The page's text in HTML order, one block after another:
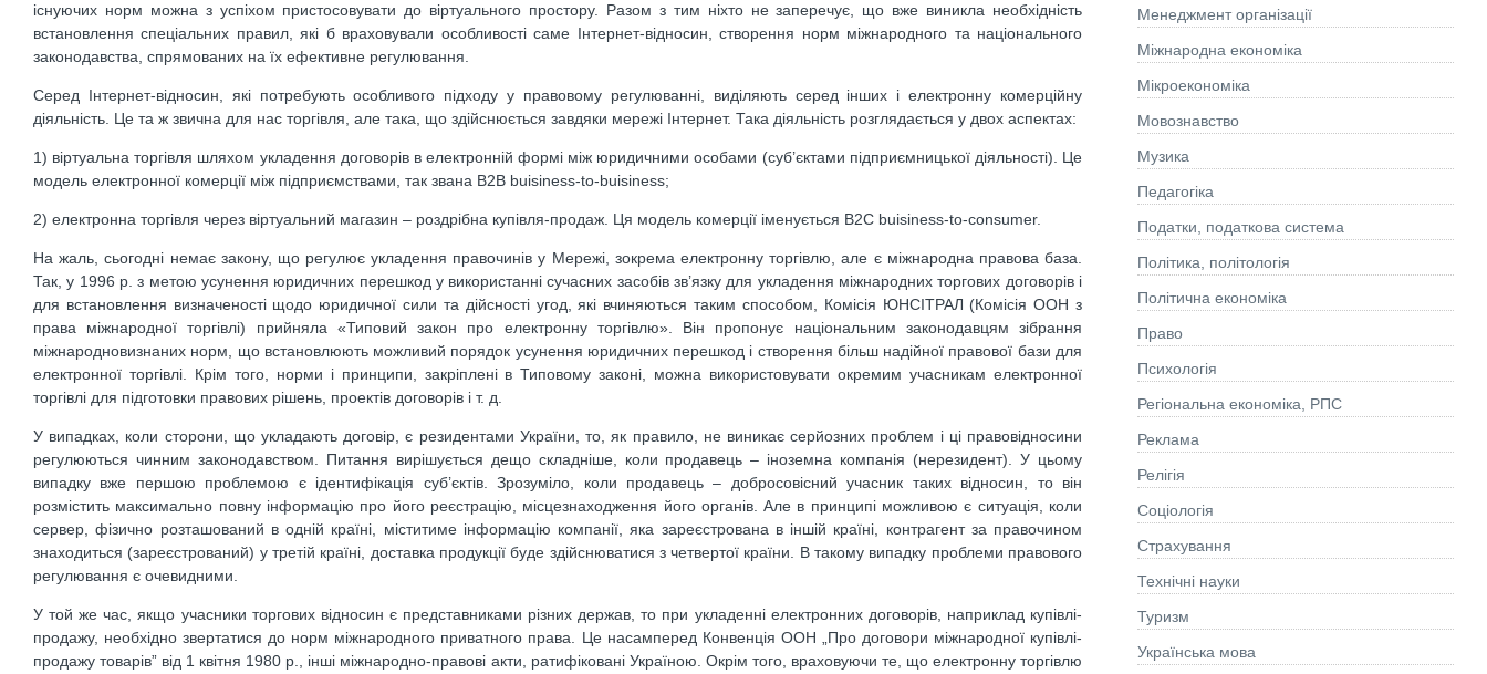
існуючих норм можна з успіхом пристосовувати до віртуального простору. Разом з тим ніхто не заперечує, що вже виникла необхідність
встановлення спеціальних правил, які б враховували особливості саме Інтернет-відносин, створення норм міжнародного та національного
законодавства, спрямованих на їх ефективне регулювання.
Серед Інтернет-відносин, які потребують особливого підходу у правовому регулюванні, виділяють серед інших і електронну комерційну
діяльність. Це та ж звична для нас торгівля, але така, що здійснюється завдяки мережі Інтернет. Така діяльність розглядається у двох аспектах:
1) віртуальна торгівля шляхом укладення договорів в електронній формі між юридичними особами (суб’єктами підприємницької діяльності). Це
модель електронної комерції між підприємствами, так звана B2B buisiness-to-buisiness;
2) електронна торгівля через віртуальний магазин – роздрібна купівля-продаж. Ця модель комерції іменується B2C buisiness-to-consumer.
На жаль, сьогодні немає закону, що регулює укладення правочинів у Мережі, зокрема електронну торгівлю, але є міжнародна правова база.
Так, у 1996 р. з метою усунення юридичних перешкод у використанні сучасних засобів зв’язку для укладення міжнародних торгових договорів і
для встановлення визначеності щодо юридичної сили та дійсності угод, які вчиняються таким способом, Комісія ЮНСІТРАЛ (Комісія ООН з
права міжнародної торгівлі) прийняла «Типовий закон про електронну торгівлю». Він пропонує національним законодавцям зібрання
міжнародновизнаних норм, що встановлюють можливий порядок усунення юридичних перешкод і створення більш надійної правової бази для
електронної торгівлі. Крім того, норми і принципи, закріплені в Типовому законі, можна використовувати окремим учасникам електронної
торгівлі для підготовки правових рішень, проектів договорів і т. д.
У випадках, коли сторони, що укладають договір, є резидентами України, то, як правило, не виникає серйозних проблем і ці правовідносини
регулюються чинним законодавством. Питання вирішується дещо складніше, коли продавець – іноземна компанія (нерезидент). У цьому
випадку вже першою проблемою є ідентифікація суб’єктів. Зрозуміло, коли продавець – добросовісний учасник таких відносин, то він
розмістить максимально повну інформацію про його реєстрацію, місцезнаходження його органів. Але в принципі можливою є ситуація, коли
сервер, фізично розташований в одній країні, міститиме інформацію компанії, яка зареєстрована в іншій країні, контрагент за правочином
знаходиться (зареєстрований) у третій країні, доставка продукції буде здійснюватися з четвертої країни. В такому випадку проблеми правового
регулювання є очевидними.
У той же час, якщо учасники торгових відносин є представниками різних держав, то при укладенні електронних договорів, наприклад купівлі-
продажу, необхідно звертатися до норм міжнародного приватного права. Це насамперед Конвенція ООН „Про договори міжнародної купівлі-
продажу товарів” від 1 квітня 1980 р., інші міжнародно-правові акти, ратифіковані Україною. Окрім того, враховуючи те, що електронну торгівлю
Менеджмент організації
Міжнародна економіка
Мікроекономіка
Мовознавство
Музика
Педагогіка
Податки, податкова система
Політика, політологія
Політична економіка
Право
Психологія
Регіональна економіка, РПС
Реклама
Релігія
Соціологія
Страхування
Технічні науки
Туризм
Українська мова